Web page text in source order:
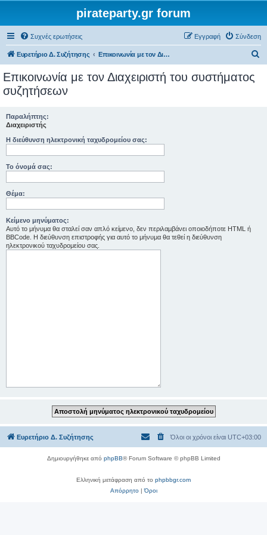
pirateparty.gr forum
Συχνές ερωτήσεις Σύνδεση
Εγγραφή
Ευρετήριο Δ. Συζήτησης Επικοινωνία με τον Διαχειριστή του συστήματος συζητήσεων
Επικοινωνία με τον Διαχειριστή του συστήματος
συζητήσεων
Παραλήπτης:
Διαχειριστής
Η διεύθυνση ηλεκτρονική ταχυδρομείου σας:
Το όνομά σας:
Θέμα:
Κείμενο μηνύματος:
Αυτό το μήνυμα θα σταλεί σαν απλό κείμενο, δεν περιλαμβάνει οποιοδήποτε HTML ή
BBCode. Η διεύθυνση επιστροφής για αυτό το μήνυμα θα τεθεί η διεύθυνση
ηλεκτρονικού ταχυδρομείου σας.
Ευρετήριο Δ. Συζήτησης Όλοι οι χρόνοι είναι UTC+03:00
Δημιουργήθηκε από phpBB® Forum Software © phpBB Limited
Ελληνική μετάφραση από το phpbbgr.com
Απόρρητο|Όροι